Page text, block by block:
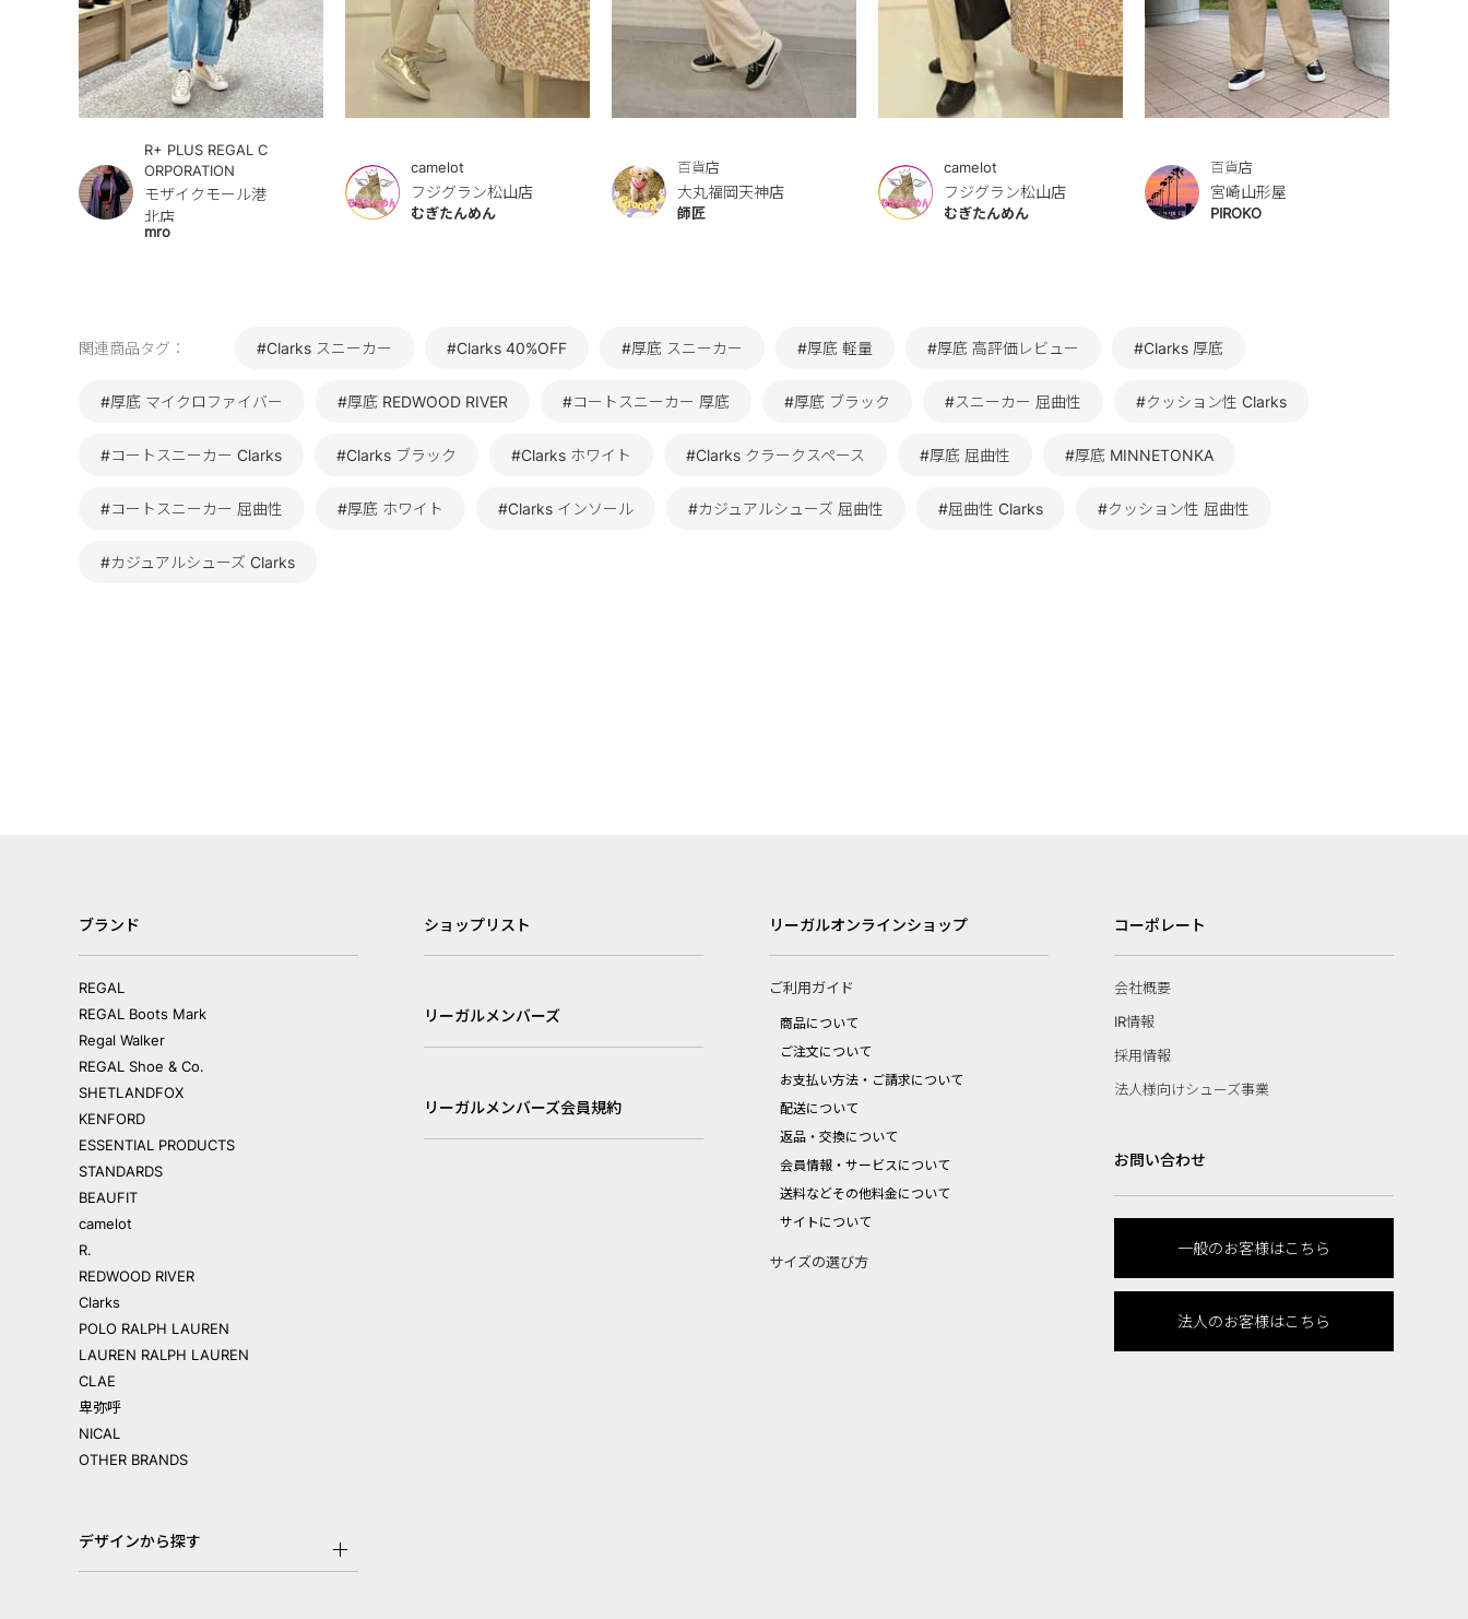
R+ PLUS REGAL C
ORPORATION
モザイクモール港
北店
mro
camelot
フジグラン松山店
むぎたんめん
百貨店
大丸福岡天神店
師匠
camelot
フジグラン松山店
むぎたんめん
百貨店
宮崎山形屋
PIROKO
関連商品タグ： #Clarks スニーカー #Clarks 40%OFF #厚底 スニーカー #厚底 軽量 #厚底 高評価レビュー #Clarks 厚底
#厚底 マイクロファイバー #厚底 REDWOOD RIVER #コートスニーカー 厚底 #厚底 ブラック #スニーカー 屈曲性 #クッション性 Clarks
#コートスニーカー Clarks #Clarks ブラック #Clarks ホワイト #Clarks クラークスペース #厚底 屈曲性 #厚底 MINNETONKA
#コートスニーカー 屈曲性 #厚底 ホワイト #Clarks インソール #カジュアルシューズ 屈曲性 #屈曲性 Clarks #クッション性 屈曲性
#カジュアルシューズ Clarks
ブランド
REGAL
REGAL Boots Mark
Regal Walker
REGAL Shoe & Co.
SHETLANDFOX
KENFORD
ESSENTIAL PRODUCTS
STANDARDS
BEAUFIT
camelot
R.
REDWOOD RIVER
Clarks
POLO RALPH LAUREN
LAUREN RALPH LAUREN
CLAE
卑弥呼
NICAL
OTHER BRANDS
デザインから探す
ショップリスト
リーガルメンバーズ
リーガルメンバーズ会員規約
リーガルオンラインショップ
ご利用ガイド
商品について
ご注文について
お支払い方法・ご請求について
配送について
返品・交換について
会員情報・サービスについて
送料などその他料金について
サイトについて
サイズの選び方
コーポレート
会社概要
IR情報
採用情報
法人様向けシューズ事業
お問い合わせ
一般のお客様はこちら
法人のお客様はこちら